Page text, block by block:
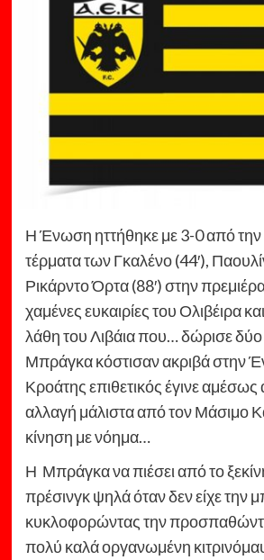
Η Ένωση ηττήθηκε με 3-0 από
τέρματα των Γκαλένο (44′),
Ρικάρντο Όρτα (88′) στην
χαμένες ευκαιρίες του Ολιβέιρα
λάθη του Λιβάια που… δώρισε
Μπράγκα κόστισαν ακριβά στην
Κροάτης επιθετικός έγινε
αλλαγή μάλιστα από τον Μάσιμο
κίνηση με νόημα…
Η Μπράγκα να πιέσει από το
πρέσινγκ ψηλά όταν δεν είχε την
κυκλοφορώντας την
πολύ καλά οργανωμένη